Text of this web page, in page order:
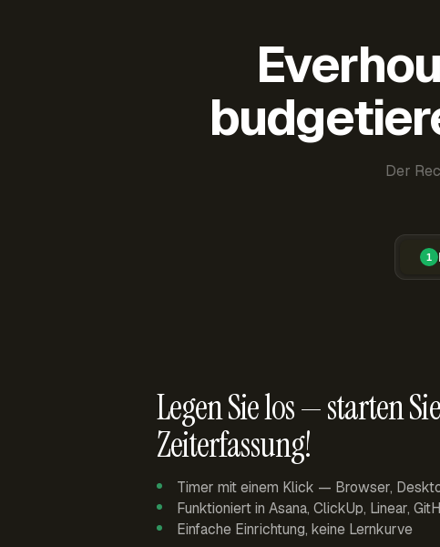
Der
1
Legen Sie los — starten
Zeiterfassung!
Timer mit einem Klick — Browser,
Funktioniert in Asana, ClickUp, Linear,
Einfache Einrichtung, keine Lernkurve